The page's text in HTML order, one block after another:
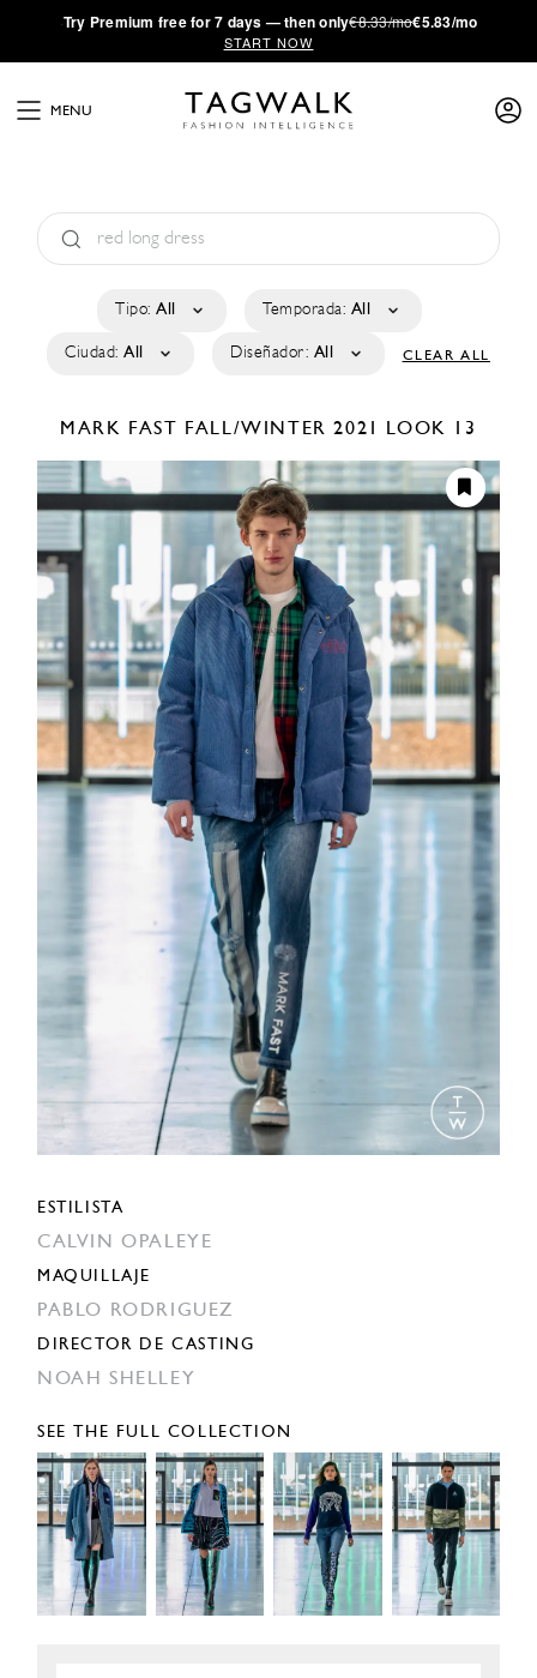
·Try Premium free for 7 days — then only€8.33/mo€5.83/mo
START NOW
MENU
Tipo: All Temporada: All
Ciudad: All Diseñador: All CLEAR ALL
MARK FAST FALL/WINTER 2021 LOOK 13
ESTILISTA
CALVIN OPALEYE
MAQUILLAJE
PABLO RODRIGUEZ
DIRECTOR DE CASTING
NOAH SHELLEY
SEE THE FULL COLLECTION